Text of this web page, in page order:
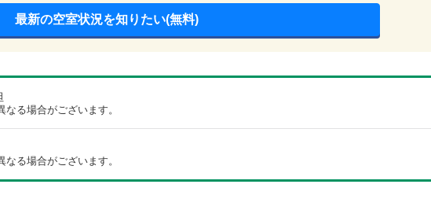
最新の空室状況を知りたい(無料)
る場合がございます。
る場合がございます。